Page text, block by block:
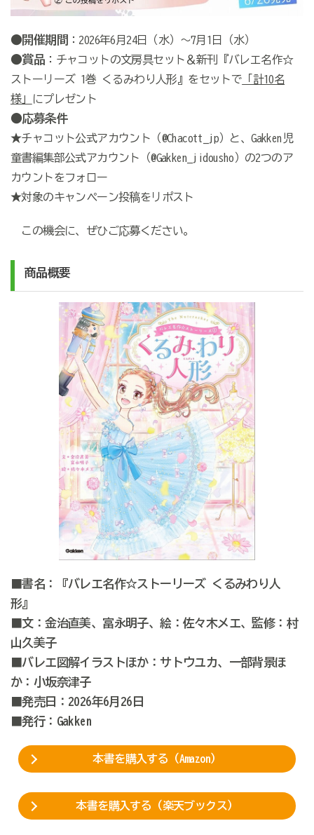
●開催期間 ：2026年6月24日（水）〜7月1日（水）
●賞品 ：チャコットの文房具セット＆新刊『バレエ名作☆
ストーリーズ 1巻 くるみわり人形』をセットで 「計10名
様」
にプレゼント
●応募条件
★チャコット公式アカウント（@Chacott_jp）と、Gakken児
童書編集部公式アカウント（@Gakken_jidousho）の2つのア
カウントをフォロー
★対象のキャンペーン投稿をリポスト
この機会に、ぜひご応募ください。
商品概要
■書名：『バレエ名作☆ストーリーズ くるみわり人
形』
■文：金治直美、富永明子、絵：佐々木メエ、監修：村
山久美子
■バレエ図解イラストほか：サトウユカ、一部背景ほ
か：小坂奈津子
■発売日：2026年6月26日
■発行：Gakken
本書を購入する（Amazon）
本書を購入する（楽天ブックス）